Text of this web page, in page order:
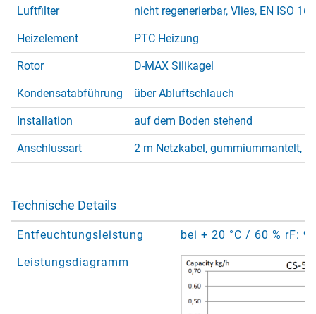
Luftfilter nicht regenerierbar, Vlies, EN ISO
Heizelement PTC Heizung
Rotor D-MAX Silikagel
Kondensatabführung über Abluftschlauch
Installation auf dem Boden stehend
Anschlussart 2 m Netzkabel, gummiummantelt,
Technische Details
Entfeuchtungsleistung bei + 20 °C / 60 % rF:
Leistungsdiagramm